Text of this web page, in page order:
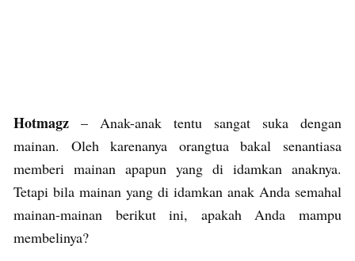
Hotmagz – Anak-anak tentu sangat suka dengan
mainan. Oleh karenanya orangtua bakal senantiasa
memberi mainan apapun yang di idamkan anaknya.
Tetapi bila mainan yang di idamkan anak Anda semahal
mainan-mainan berikut ini, apakah Anda mampu
membelinya?